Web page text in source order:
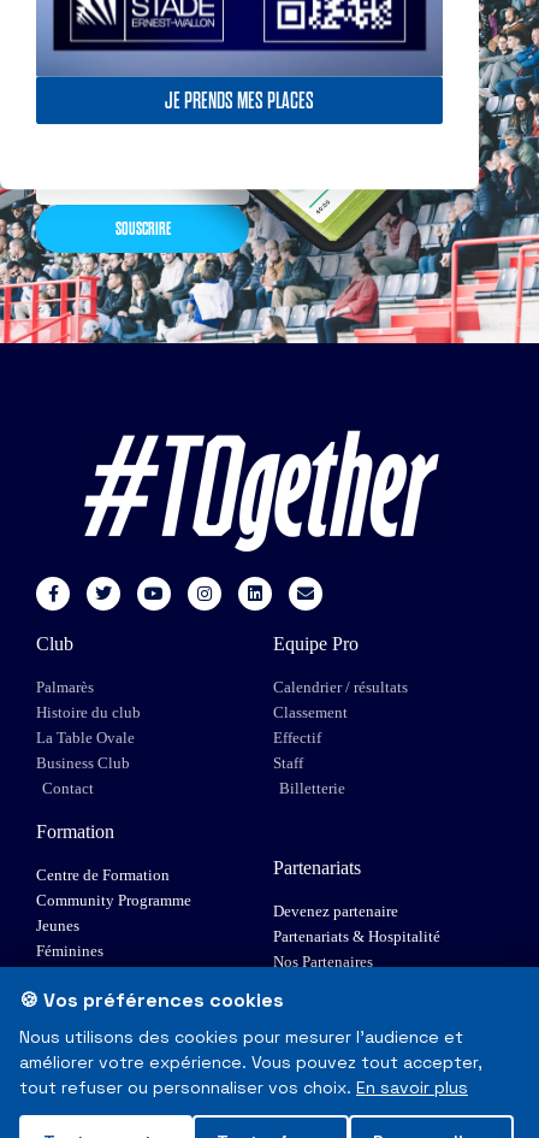
JE PRENDS MES PLACES
Actualités, nouveautés,
billetterie, remises
boutique officielles & chez
nos partenaires… Inscrivez-
vous maintenant
SOUSCRIRE
Club
Palmarès
Histoire du club
La Table Ovale
Business Club
Contact
Equipe Pro
Calendrier / résultats
Classement
Effectif
Staff
Billetterie
Formation
Centre de Formation
Community Programme
Jeunes
Féminines
Elite 1
Partenariats
Devenez partenaire
Partenariats & Hospitalité
Nos Partenaires
© Toulouse Olympique XIII - Tous droits réservés
Mentions Légales & RGPD
🍪 Vos préférences cookies
Nous utilisons des cookies pour mesurer l'audience et
améliorer votre expérience. Vous pouvez tout accepter,
tout refuser ou personnaliser vos choix. En savoir plus